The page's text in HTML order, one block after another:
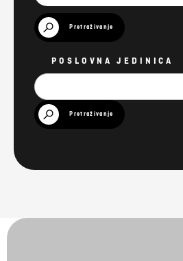
Pretraživanje
POSLOVNA JEDINICA
Pretraživanje